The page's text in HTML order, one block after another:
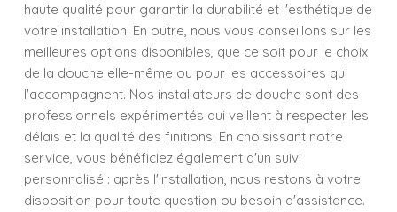
haute qualité pour garantir la durabilité et l'esthétique de
votre installation. En outre, nous vous conseillons sur les
meilleures options disponibles, que ce soit pour le choix
de la douche elle-même ou pour les accessoires qui
l'accompagnent. Nos installateurs de douche sont des
professionnels expérimentés qui veillent à respecter les
délais et la qualité des finitions. En choisissant notre
service, vous bénéficiez également d'un suivi
personnalisé : après l'installation, nous restons à votre
disposition pour toute question ou besoin d'assistance.